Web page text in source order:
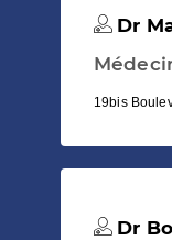
Dr
19bis
Dr